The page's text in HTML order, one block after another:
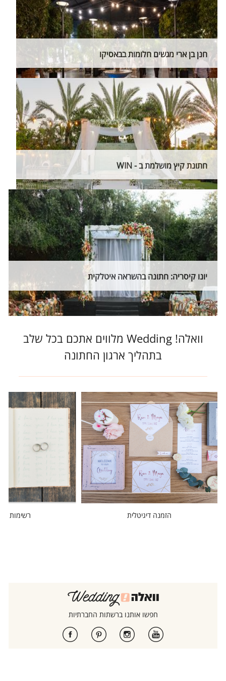
חנן בן ארי מגשים חלומות בבאסיקו
חתונת קיץ מושלמת ב - WIN
יונו קיסריה: חתונה בהשראה איטלקית
וואלה! Wedding מלווים אתכם בכל שלב
בתהליך ארגון החתונה
הזמנה דיגיטלית רשימות
חפשו אותנו ברשתות החברתיות